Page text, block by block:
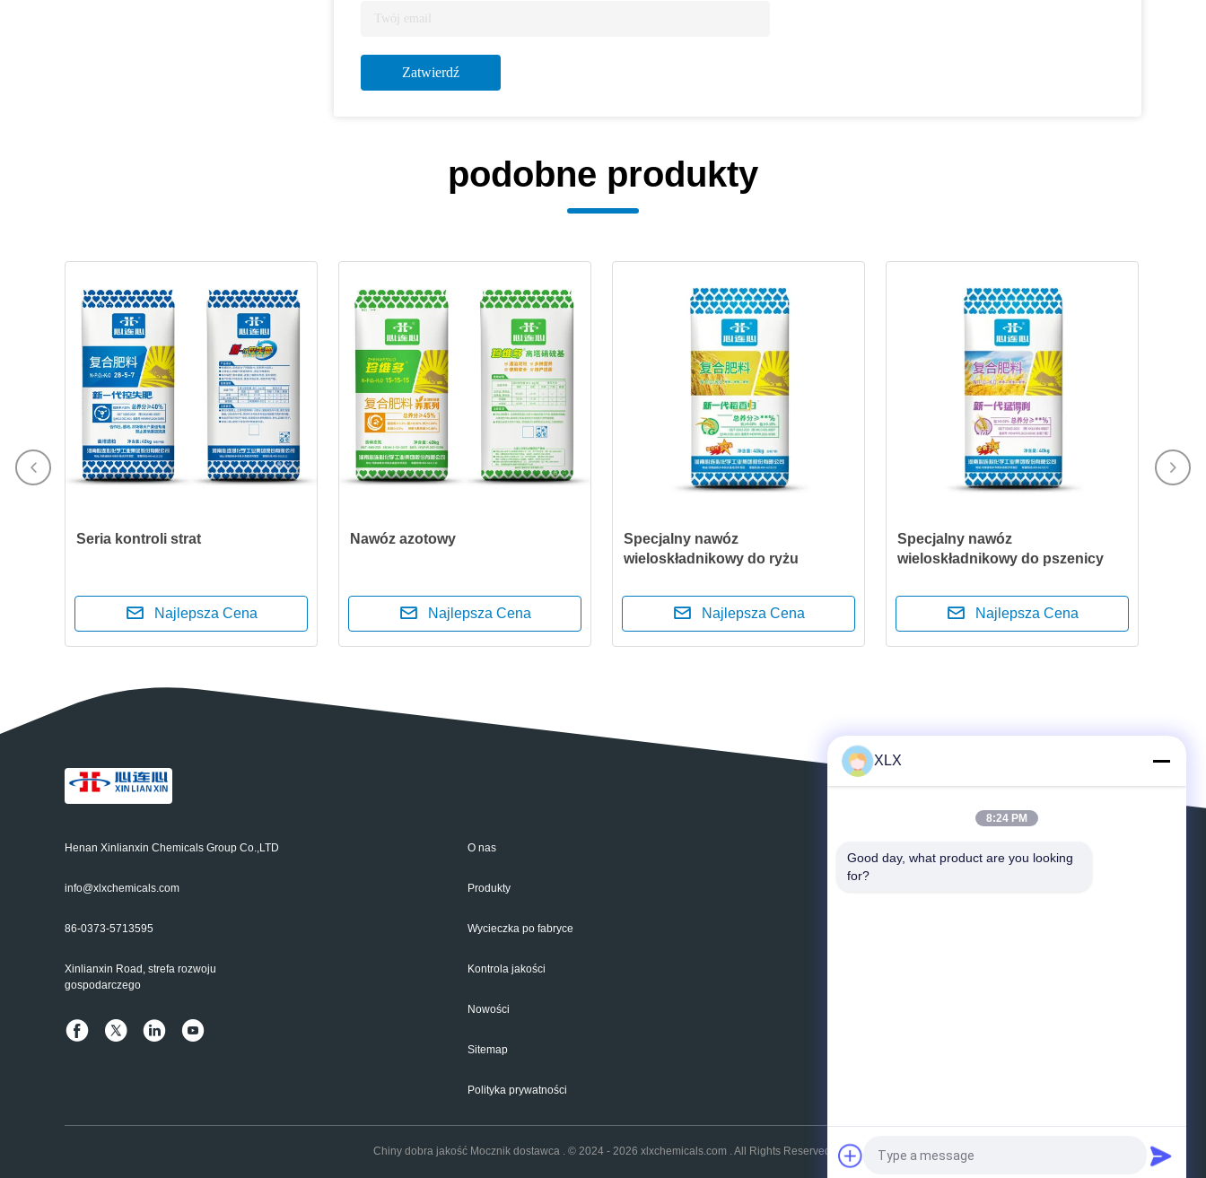
Zatwierdź
podobne produkty
Seria kontroli strat
Najlepsza Cena
Nawóz azotowy
Najlepsza Cena
Specjalny nawóz
wieloskładnikowy do ryżu
Najlepsza Cena
Specjalny nawóz
wieloskładnikowy do pszenicy
Najlepsza Cena
Henan Xinlianxin Chemicals Group Co.,LTD
info@xlxchemicals.com
86-0373-5713595
Xinlianxin Road, strefa rozwoju
gospodarczego
O nas
Produkty
Wycieczka po fabryce
Kontrola jakości
Nowości
Sitemap
Polityka prywatności
Chiny dobra jakość Mocznik dostawca . © 2024 - 2026 xlxchemicals.com . All Rights Reserved.
XLX
8:24 PM
Good day, what product are you looking
for?